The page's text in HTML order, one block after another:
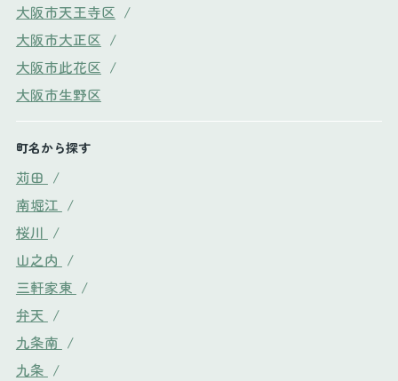
大阪市天王寺区 /
大阪市大正区 /
大阪市此花区 /
大阪市生野区
町名から探す
苅田 /
南堀江 /
桜川 /
山之内 /
三軒家東 /
弁天 /
九条南 /
九条 /